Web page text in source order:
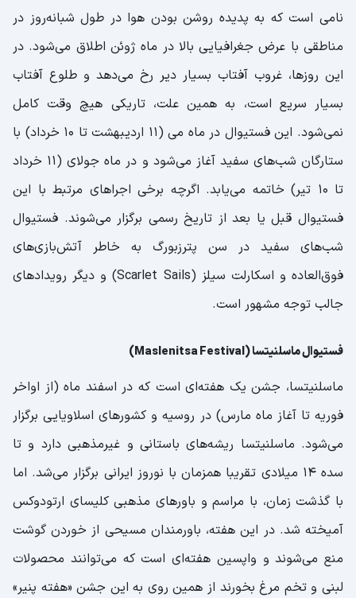
نامی است که به پدیده روشن بودن هوا در طول شبانه‌روز در
مناطقی با عرض جغرافیایی بالا در ماه ژوئن اطلاق می‌شود. در
این روزها، غروب آفتاب بسیار دیر رخ می‌دهد و طلوع آفتاب
بسیار سریع است، به همین علت، تاریکی هیچ وقت کامل
نمی‌شود. این فستیوال در ماه می (۱۱ اردیبهشت تا ۱۰ خرداد) با
ستارگان شب‌های سفید آغاز می‌شود و در ماه جولای (۱۱ خرداد
تا ۱۰ تیر) خاتمه می‌یابد. اگرچه برخی اجراهای مرتبط با این
فستیوال قبل یا بعد از تاریخ رسمی برگزار می‌شوند. فستیوال
شب‌های سفید در سن پترزبورگ به خاطر آتش‌بازی‌های
فوق‌العاده و اسکارلت سیلز (Scarlet Sails) و دیگر رویدادهای
جالب توجه مشهور است.
فستیوال ماسلنیتسا (Maslenitsa Festival)
ماسلنیتسا، جشن یک هفته‌ای است که در اسفند ماه (از اواخر
فوریه تا آغاز ماه مارس) در روسیه و کشورهای اسلاویایی برگزار
می‌شود. ماسلنیتسا ریشه‌های باستانی و غیرمذهبی دارد و تا
سده ۱۴ میلادی تقریبا همزمان با نوروز ایرانی برگزار می‌شد. اما
با گذشت زمان، با مراسم و باورهای مذهبی کلیسای ارتودوکس
آمیخته شد. در این هفته، باورمندان مسیحی از خوردن گوشت
منع می‌شوند و واپسین هفته‌ای است که می‌توانند محصولات
لبنی و تخم مرغ بخورند از همین روی به این جشن «هفته پنیر»